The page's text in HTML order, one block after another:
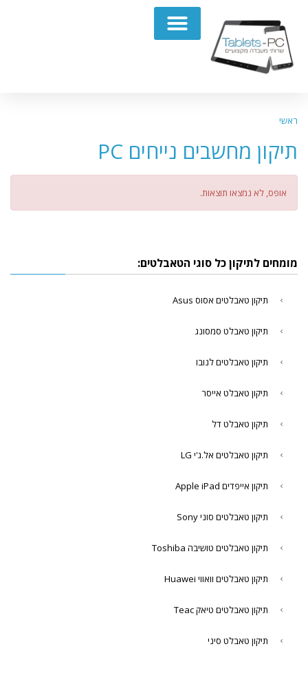
ראשי
תיקון מחשבים נייחים PC
אופס, לא נמצאו תוצאות.
מומחים לתיקון כל סוגי הטאבלטים:
תיקון טאבלטים אסוס Asus
תיקון טאבלט סמסונג
תיקון טאבלטים לנובו
תיקון טאבלט אייסר
תיקון טאבלט דל
תיקון טאבלטים אל.ג'י LG
תיקון אייפדים Apple iPad
תיקון טאבלטים סוני Sony
תיקון טאבלטים טושיבה Toshiba
תיקון טאבלטים וואווי Huawei
תיקון טאבלטים טיאק Teac
תיקון טאבלט סיני